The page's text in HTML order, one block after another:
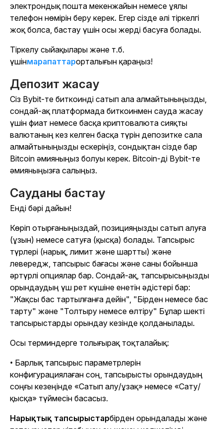
электрондық пошта мекенжайын немесе ұялы
телефон нөмірін беру керек. Егер сізде әлі тіркелгі
жоқ болса, бастау үшін осы жерді басуға болады.
Тіркелу сыйақылары және т.б.
үшінмарапаттарорталығын қараңыз!
Депозит жасау
Сіз Bybit-те биткоинді сатып ала алмайтыныңызды,
сондай-ақ платформада биткоинмен сауда жасау
үшін фиат немесе басқа криптовалюта сияқты
валютаның кез келген басқа түрін депозитке сала
алмайтыныңызды ескеріңіз, сондықтан сізде бар
Bitcoin әмияныңыз болуы керек. Bitcoin-ді Bybit-те
әмияныңызға салыңыз.
Сауданы бастау
Енді бәрі дайын!
Көріп отырғаныңыздай, позицияңызды сатып алуға
(ұзын) немесе сатуға (қысқа) болады. Тапсырыс
түрлері (нарық, лимит және шартты) және
левередж, тапсырыс бағасы және саны бойынша
әртүрлі опциялар бар. Сондай-ақ, тапсырысыңызды
орындаудың үш рет күшіне енетін әдістері бар:
"Жақсы бас тартылғанға дейін", "Бірден немесе бас
тарту" және "Толтыру немесе өлтіру" Бұлар шекті
тапсырыстарды орындау кезінде қолданылады.
Осы терминдерге толығырақ тоқталайық:
• Барлық тапсырыс параметрлерін
конфигурациялаған соң, тапсырысты орындаудың
соңғы кезеңінде «Сатып алу/ұзақ» немесе «Сату/
қысқа» түймесін басасыз.
Нарықтық тапсырыстарбірден орындалады және